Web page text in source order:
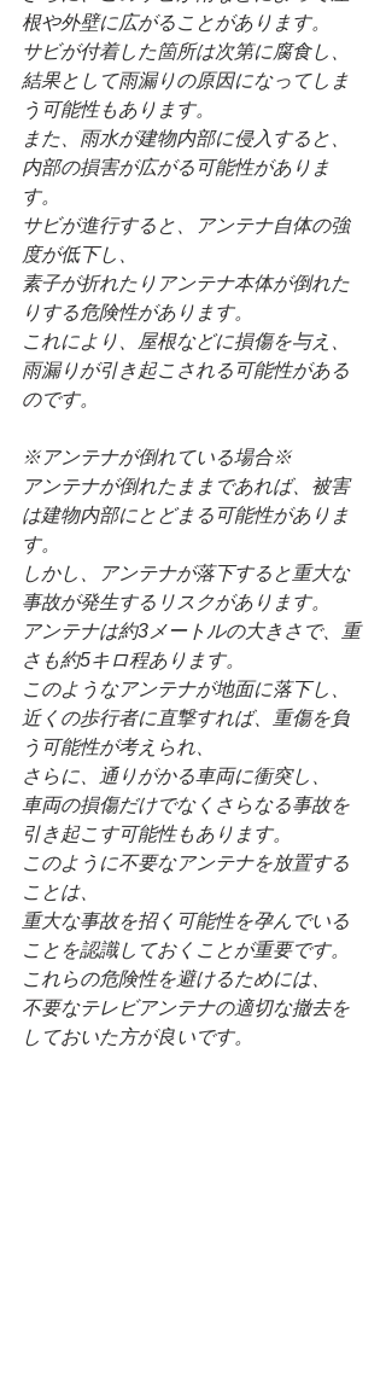
根や外壁に広がることがあります。
サビが付着した箇所は次第に腐食し、
結果として雨漏りの原因になってしま
う可能性もあります。
また、雨水が建物内部に侵入すると、
内部の損害が広がる可能性がありま
す。
サビが進行すると、アンテナ自体の強
度が低下し、
素子が折れたりアンテナ本体が倒れた
りする危険性があります。
これにより、屋根などに損傷を与え、
雨漏りが引き起こされる可能性がある
のです。
※アンテナが倒れている場合※
アンテナが倒れたままであれば、被害
は建物内部にとどまる可能性がありま
す。
しかし、アンテナが落下すると重大な
事故が発生するリスクがあります。
アンテナは約3メートルの大きさで、重
さも約5キロ程あります。
このようなアンテナが地面に落下し、
近くの歩行者に直撃すれば、重傷を負
う可能性が考えられ、
さらに、通りがかる車両に衝突し、
車両の損傷だけでなくさらなる事故を
引き起こす可能性もあります。
このように不要なアンテナを放置する
ことは、
重大な事故を招く可能性を孕んでいる
ことを認識しておくことが重要です。
これらの危険性を避けるためには、
不要なテレビアンテナの適切な撤去を
しておいた方が良いです。